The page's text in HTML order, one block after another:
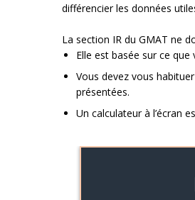
différencier les données
La section IR du GMAT ne
Elle est basée sur ce
Vous devez vous
présentées.
Un calculateur à l’écran